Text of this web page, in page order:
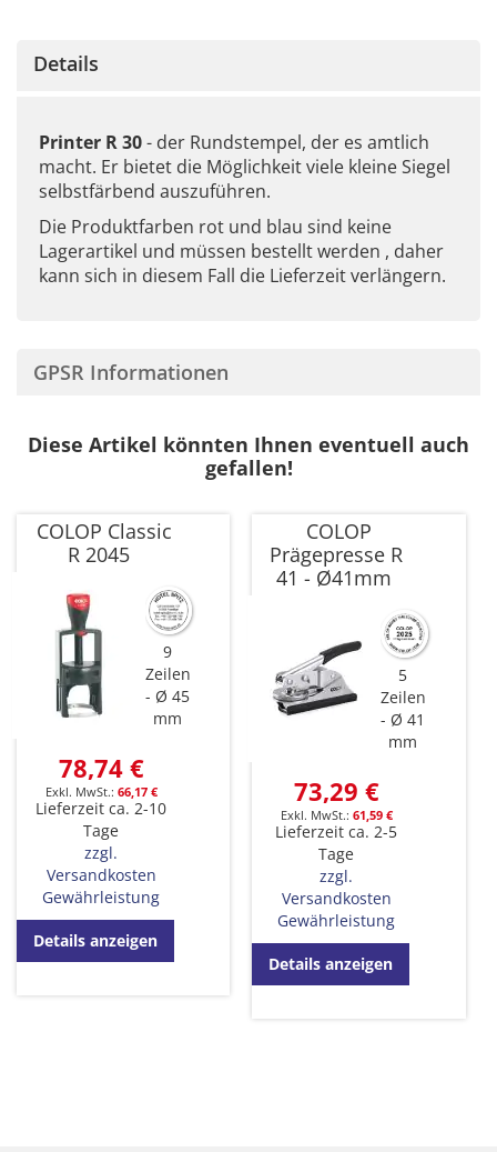
Details
Printer R 30- der Rundstempel, der es amtlich
macht. Er bietet die Möglichkeit viele kleine Siegel
selbstfärbend auszuführen.
Die Produktfarben rot und blau sind keine
Lagerartikel und müssen bestellt werden , daher
kann sich in diesem Fall die Lieferzeit verlängern.
GPSR Informationen
Diese Artikel könnten Ihnen eventuell auch
gefallen!
COLOP Classic
R 2045
9
Zeilen
Ø 45
mm
78,74 €
66,17 €
Lieferzeit ca. 2-10
Tage
zzgl.
Versandkosten
Gewährleistung
Details anzeigen
COLOP
Prägepresse R
41 - Ø41mm
5
Zeilen
Ø 41
mm
73,29 €
61,59 €
Lieferzeit ca. 2-5
Tage
zzgl.
Versandkosten
Gewährleistung
Details anzeigen